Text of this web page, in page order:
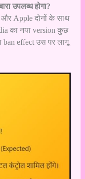
उपलब्ध होगा?
और Apple दोनों के साथ
का नया version कुछ
ban effect उस पर लागू